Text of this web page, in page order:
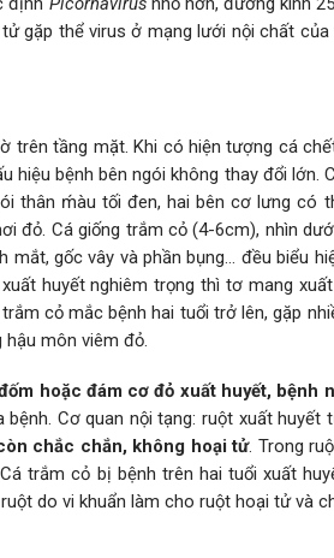
gặp thể virus ở mạng lưới nội chất
trên tầng mặt. Khi có hiện tượng cá
hiệu bệnh bên ngói không thay đổi lớn.
thân ḿàu tối đen, hai bên cơ lưng có
đỏ. Cá giống trắm cỏ (4-6cm), nhìn
mắt, gốc vây và phần bụng… đều biểu
huyết nghiêm trọng thì tơ mang
cỏ mắc bệnh hai tuổi trở lên, gặp
môn viêm đỏ.
hoặc đám cơ đỏ xuất huyết, bệnh
Cơ quan nội tạng: ruột xuất huyết
chắc chắn, không hoại tử. Trong
trắm cỏ bị bệnh trên hai tuổi xuất
do vi khuẩn làm cho ruột hoại tử và